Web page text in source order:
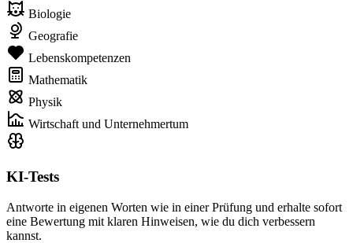
Biologie
Geografie
Lebenskompetenzen
Mathematik
Physik
Wirtschaft und Unternehmertum
KI-Tests
Antworte in eigenen Worten wie in einer Prüfung und erhalte sofort
eine Bewertung mit klaren Hinweisen, wie du dich verbessern
kannst.